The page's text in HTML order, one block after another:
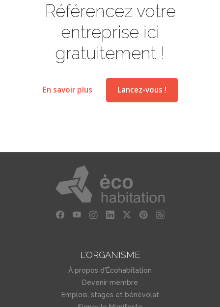
Référencez votre
entreprise ici
gratuitement !
En savoir plus Lancez-vous !
L'ORGANISME
À propos d'Écohabitation
Devenir membre
Emplois, stages et bénévolat